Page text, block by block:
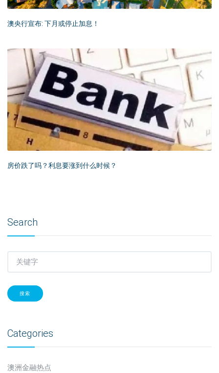
澳央行宣布: 下月或停止加息！
房价跌了吗？利息要涨到什么时候？
Search
搜索
Categories
澳洲金融热点